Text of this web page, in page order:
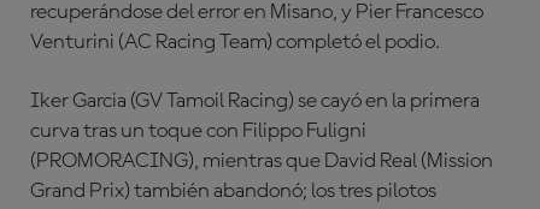
recuperándose del error en Misano, y Pier Francesco
Venturini (AC Racing Team) completó el podio.
Iker Garcia (GV Tamoil Racing) se cayó en la primera
curva tras un toque con Filippo Fuligni
(PROMORACING), mientras que David Real (Mission
Grand Prix) también abandonó; los tres pilotos